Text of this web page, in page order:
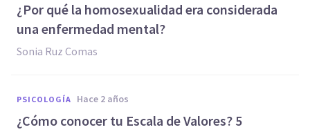
¿Por qué la homosexualidad era considerada
una enfermedad mental?
Sonia Ruz Comas
PSICOLOGÍA hace 2 años
¿Cómo conocer tu Escala de Valores? 5